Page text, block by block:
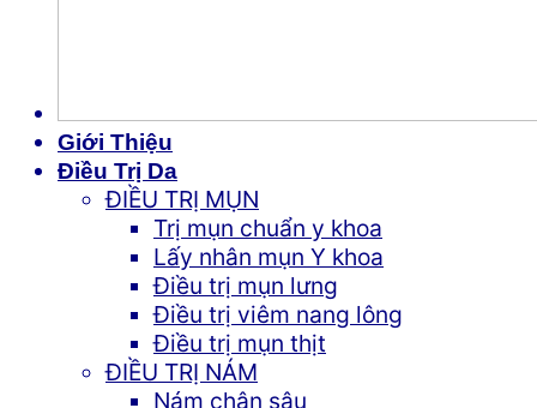
Giới Thiệu
Điều Trị Da
ĐIỀU TRỊ MỤN
Trị mụn chuẩn y khoa
Lấy nhân mụn Y khoa
Điều trị mụn lưng
Điều trị viêm nang lông
Điều trị mụn thịt
ĐIỀU TRỊ NÁM
Nám chân sâu